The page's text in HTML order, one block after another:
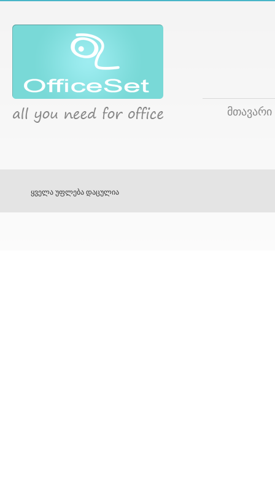
ყველა უფლება დაცულია